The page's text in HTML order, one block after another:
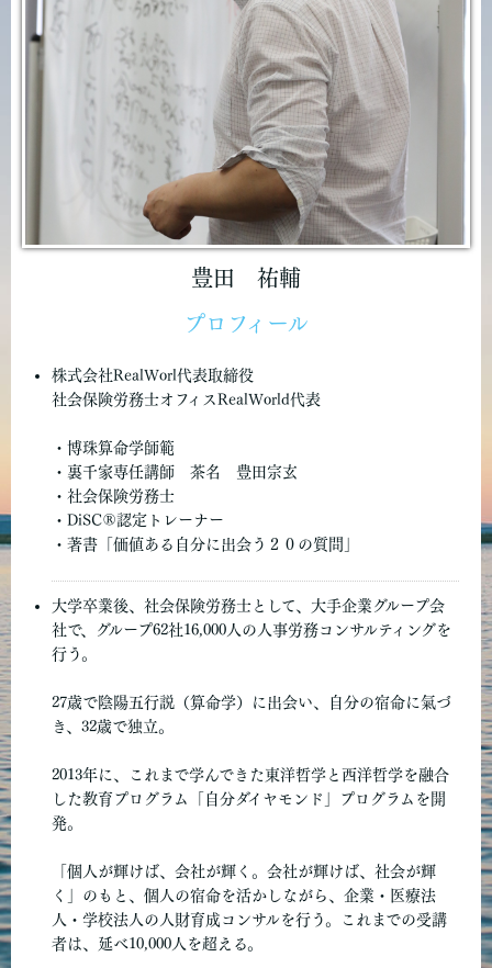
豊田 祐輔
プロフィール
株式会社RealWorl代表取締役
社会保険労務士オフィスRealWorld代表
・博珠算命学師範
・裏千家専任講師 茶名 豊田宗玄
・社会保険労務士
・DiSC®認定トレーナー
・著書「価値ある自分に出会う２０の質問」
大学卒業後、社会保険労務士として、大手企業グループ会
社で、グループ62社16,000人の人事労務コンサルティングを
行う。
27歳で陰陽五行説（算命学）に出会い、自分の宿命に氣づ
き、32歳で独立。
2013年に、これまで学んできた東洋哲学と西洋哲学を融合
した教育プログラム「自分ダイヤモンド」プログラムを開
発。
「個人が輝けば、会社が輝く。会社が輝けば、社会が輝
く」のもと、個人の宿命を活かしながら、企業・医療法
人・学校法人の人財育成コンサルを行う。これまでの受講
者は、延べ10,000人を超える。